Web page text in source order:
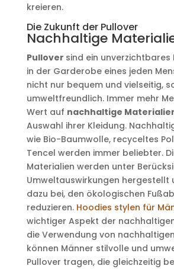
kreieren.
Die Zukunft der Pullover
Nachhaltige
Pullover sind ein
in der Garderobe eines jeden
nicht nur bequem und vielseitig,
umweltfreundlich. Immer mehr
Wert auf nachhaltige
Auswahl ihrer Kleidung.
wie Bio-Baumwolle, recyceltes
Tencel werden immer beliebter.
Materialien werden unter
Umweltauswirkungen hergestellt
dazu bei, den ökologischen
reduzieren. Hoodies stylen für
wichtiger Aspekt der
die Verwendung von
können Männer stilvolle und
Pullover tragen, die gleichzeitig